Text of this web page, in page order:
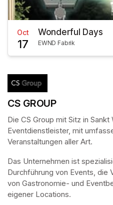
Oct
17
Wonderful Days
EWND Fabrik
CS GROUP
Die CS Group mit Sitz in
Eventdienstleister, mit
Veranstaltungen aller Art.
Das Unternehmen ist
Durchführung von Events, die
von Gastronomie- und
eigener Locations.